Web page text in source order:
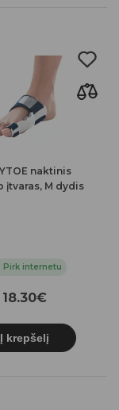
naktinis
įtvaras, M dydis
Pirk internetu
18.30€
Į krepšelį